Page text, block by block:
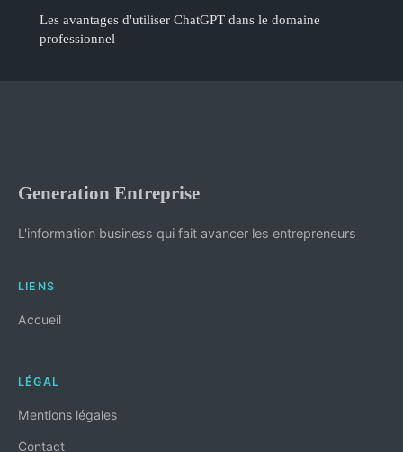
Les avantages d'utiliser ChatGPT dans le domaine
professionnel
Generation Entreprise
L'information business qui fait avancer les entrepreneurs
LIENS
Accueil
LÉGAL
Mentions légales
Contact